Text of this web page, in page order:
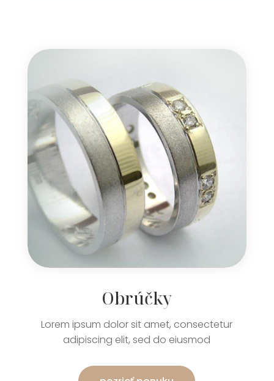
Obrúčky
Lorem ipsum dolor sit amet, consectetur
adipiscing elit, sed do eiusmod